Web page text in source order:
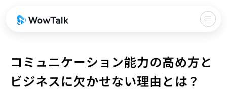
コミュニケーション能力の高め方と
ビジネスに欠かせない理由とは？